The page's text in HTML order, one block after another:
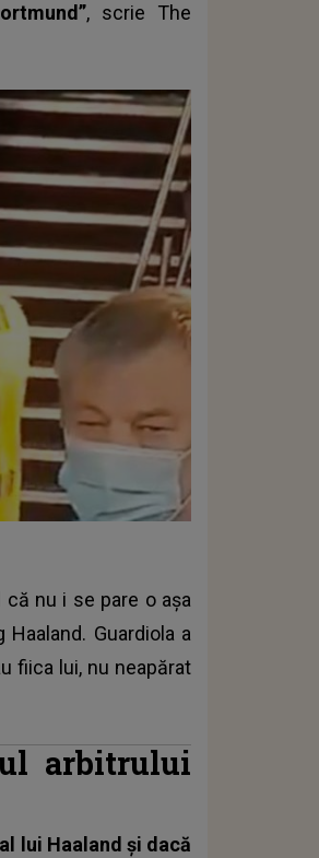
, scrie The
că nu i se pare o așa
Guardiola a
fiica lui, nu neapărat
arbitrului
lui Haaland și dacă